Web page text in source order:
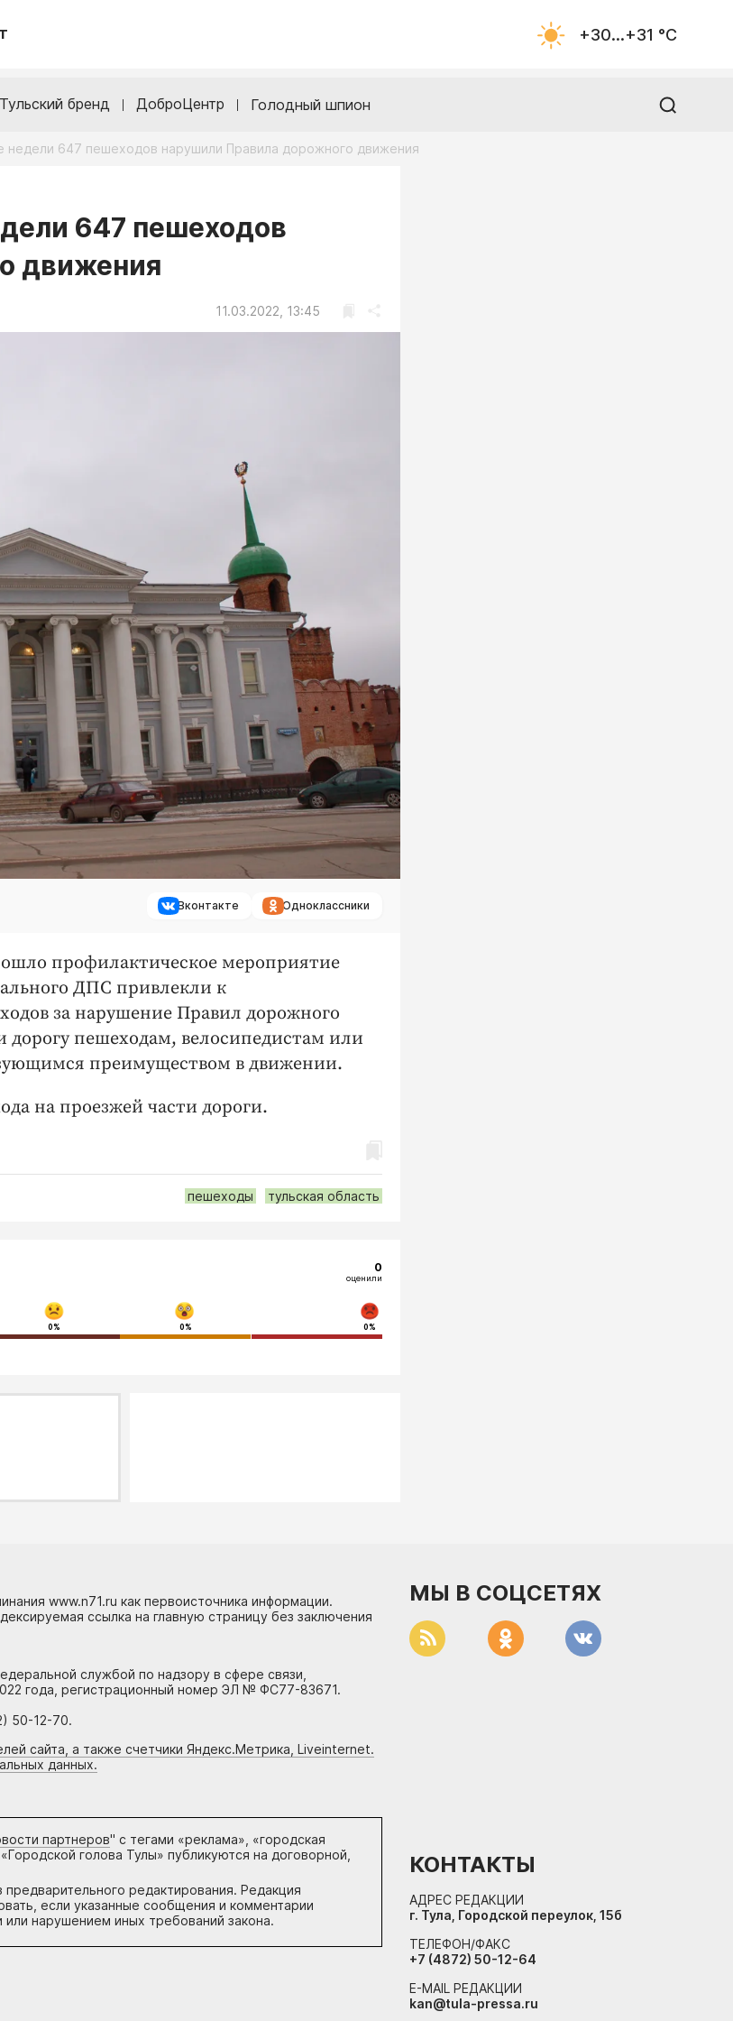
+30...+31 °С
Тульский бренд ДоброЦентр Голодный шпион
недели 647 пешеходов нарушили Правила дорожного движения
647 пешеходов
движения
11.03.2022, 13:45
Вконтакте Одноклассники
профилактическое мероприятие
ДПС привлекли к
за нарушение Правил дорожного
дорогу пешеходам, велосипедистам или
преимуществом в движении.
на проезжей части дороги.
пешеходы тульская область
0
оценили
0% 0% 0%
www.n71.ru как первоисточника информации.
ссылка на главную страницу без заключения
службой по надзору в сфере связи,
года, регистрационный номер ЭЛ № ФС77-83671.
50-12-70.
сайта, а также счетчики Яндекс.Метрика, Liveinternet.
данных.
партнеров" с тегами «реклама», «городская
голова Тулы» публикуются на договорной,
редактирования. Редакция
если указанные сообщения и комментарии
нарушением иных требований закона.
МЫ В СОЦСЕТЯХ
КОНТАКТЫ
АДРЕС РЕДАКЦИИ
г. Тула, Городской переулок, 15б
ТЕЛЕФОН/ФАКС
+7 (4872) 50-12-64
E-MAIL РЕДАКЦИИ
kan@tula-pressa.ru